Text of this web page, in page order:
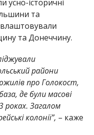
усно-історичні
та
та Донеччину.
райони
про Голокост,
де були масові
роках. Загалом
колонії”, – каже